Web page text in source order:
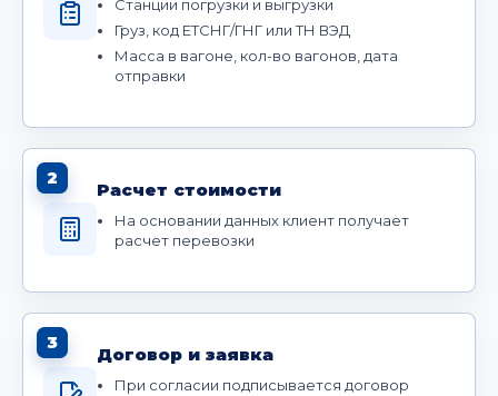
Станции погрузки и выгрузки
Груз, код ЕТСНГ/ГНГ или ТН ВЭД
Масса в вагоне, кол-во вагонов, дата
отправки
2
Расчет стоимости
На основании данных клиент получает
расчет перевозки
3
Договор и заявка
При согласии подписывается договор